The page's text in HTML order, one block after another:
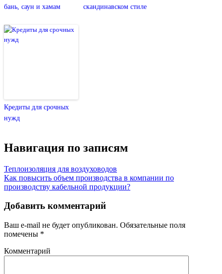
бань, саун и хамам
скандинавском стиле
Кредиты для срочных
нужд
Навигация по записям
Теплоизоляция для воздуховодов
Как повысить объем производства в компании по
производству кабельной продукции?
Добавить комментарий
Ваш e-mail не будет опубликован. Обязательные поля
помечены *
Комментарий